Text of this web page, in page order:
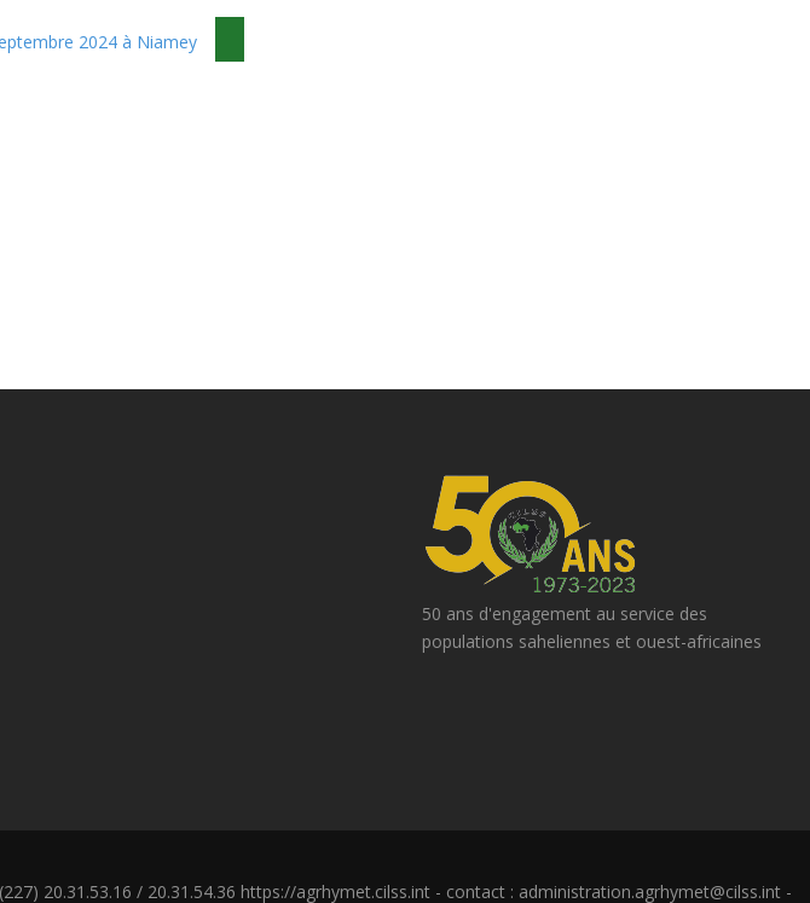
2024 à Niamey
50 ans d'engagement au service des
populations saheliennes et ouest-africaines
20.31.53.16 / 20.31.54.36 https://agrhymet.cilss.int - contact : administration.agrhymet@cilss.int -